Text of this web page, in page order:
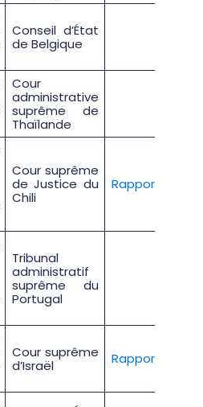
Conseil d’État
de Belgique
Cour
administrative
suprême de
Thaïlande
Cour suprême
de Justice du
Chili
Rapport
Tribunal
administratif
suprême du
Portugal
Cour suprême
d’Israël
Rapport